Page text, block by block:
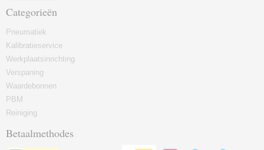
Categorieën
Pneumatiek
Kalibratieservice
Werkplaatsinrichting
Verspaning
Waardebonnen
PBM
Reiniging
Betaalmethodes